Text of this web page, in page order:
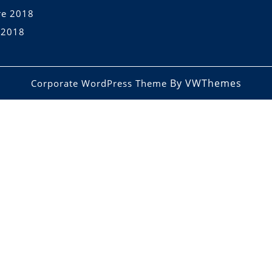
2018
Corporate WordPress Theme By VWThemes